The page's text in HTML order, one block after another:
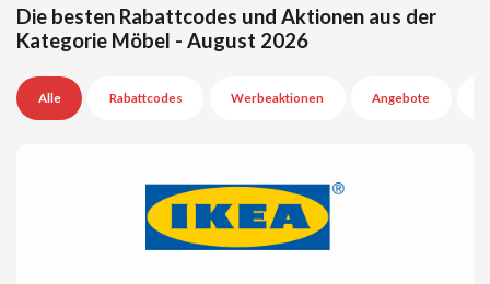
Die besten Rabattcodes und Aktionen aus der
Kategorie Möbel - August 2026
Alle Rabattcodes Werbeaktionen Angebote